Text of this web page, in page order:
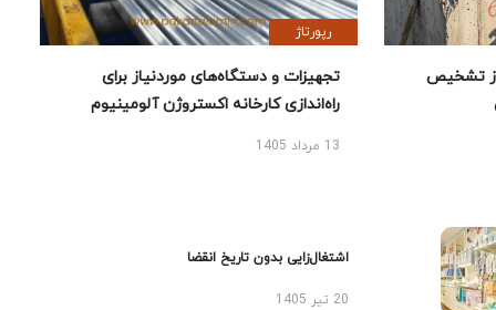
تشخیص
رپورتاژ
تجهیزات و دستگاه‌های موردنیاز برای
راه‌اندازی کارخانه اکستروژن آلومینیوم
13 مرداد 1405
اشتغال‌زایی بدون تاریخ انقضا
20 تیر 1405